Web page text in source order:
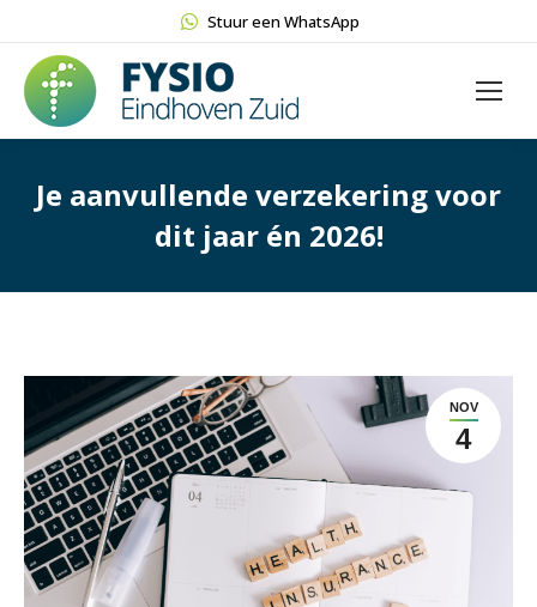
Stuur een WhatsApp
Je aanvullende verzekering voor
dit jaar én 2026!
NOV
4